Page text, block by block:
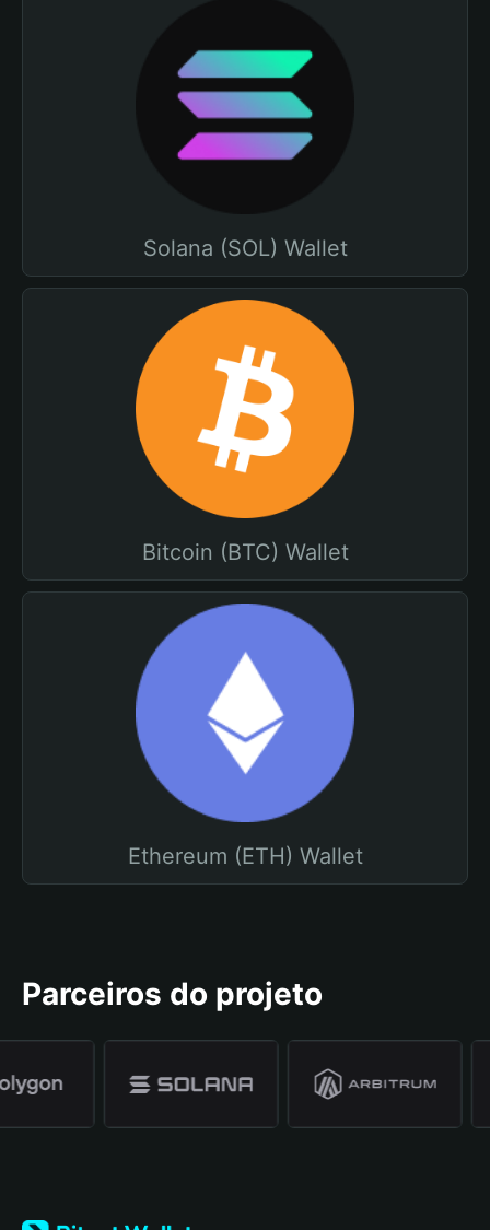
Solana (SOL) Wallet
Bitcoin (BTC) Wallet
Ethereum (ETH) Wallet
Parceiros do projeto